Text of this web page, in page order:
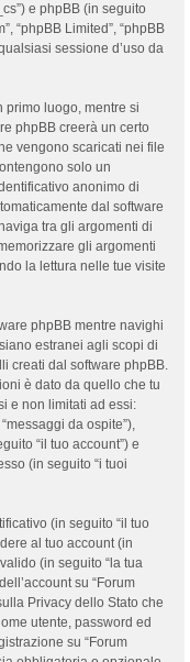
e phpBB (in seguito
“phpBB Limited”, “phpBB
sessione d’uso da
primo luogo, mentre si
phpBB creerà un certo
vengono scaricati nei file
solo un
anonimo di
dal software
tra gli argomenti di
gli argomenti
la lettura nelle tue visite
phpBB mentre navighi
estranei agli scopi di
creati dal software phpBB.
è dato da quello che tu
e non limitati ad essi:
da ospite”),
“il tuo account”) e
(in seguito “i tuoi
(in seguito “il tuo
al tuo account (in
(in seguito “la tua
su “Forum
Privacy dello Stato che
utente, password ed
su “Forum